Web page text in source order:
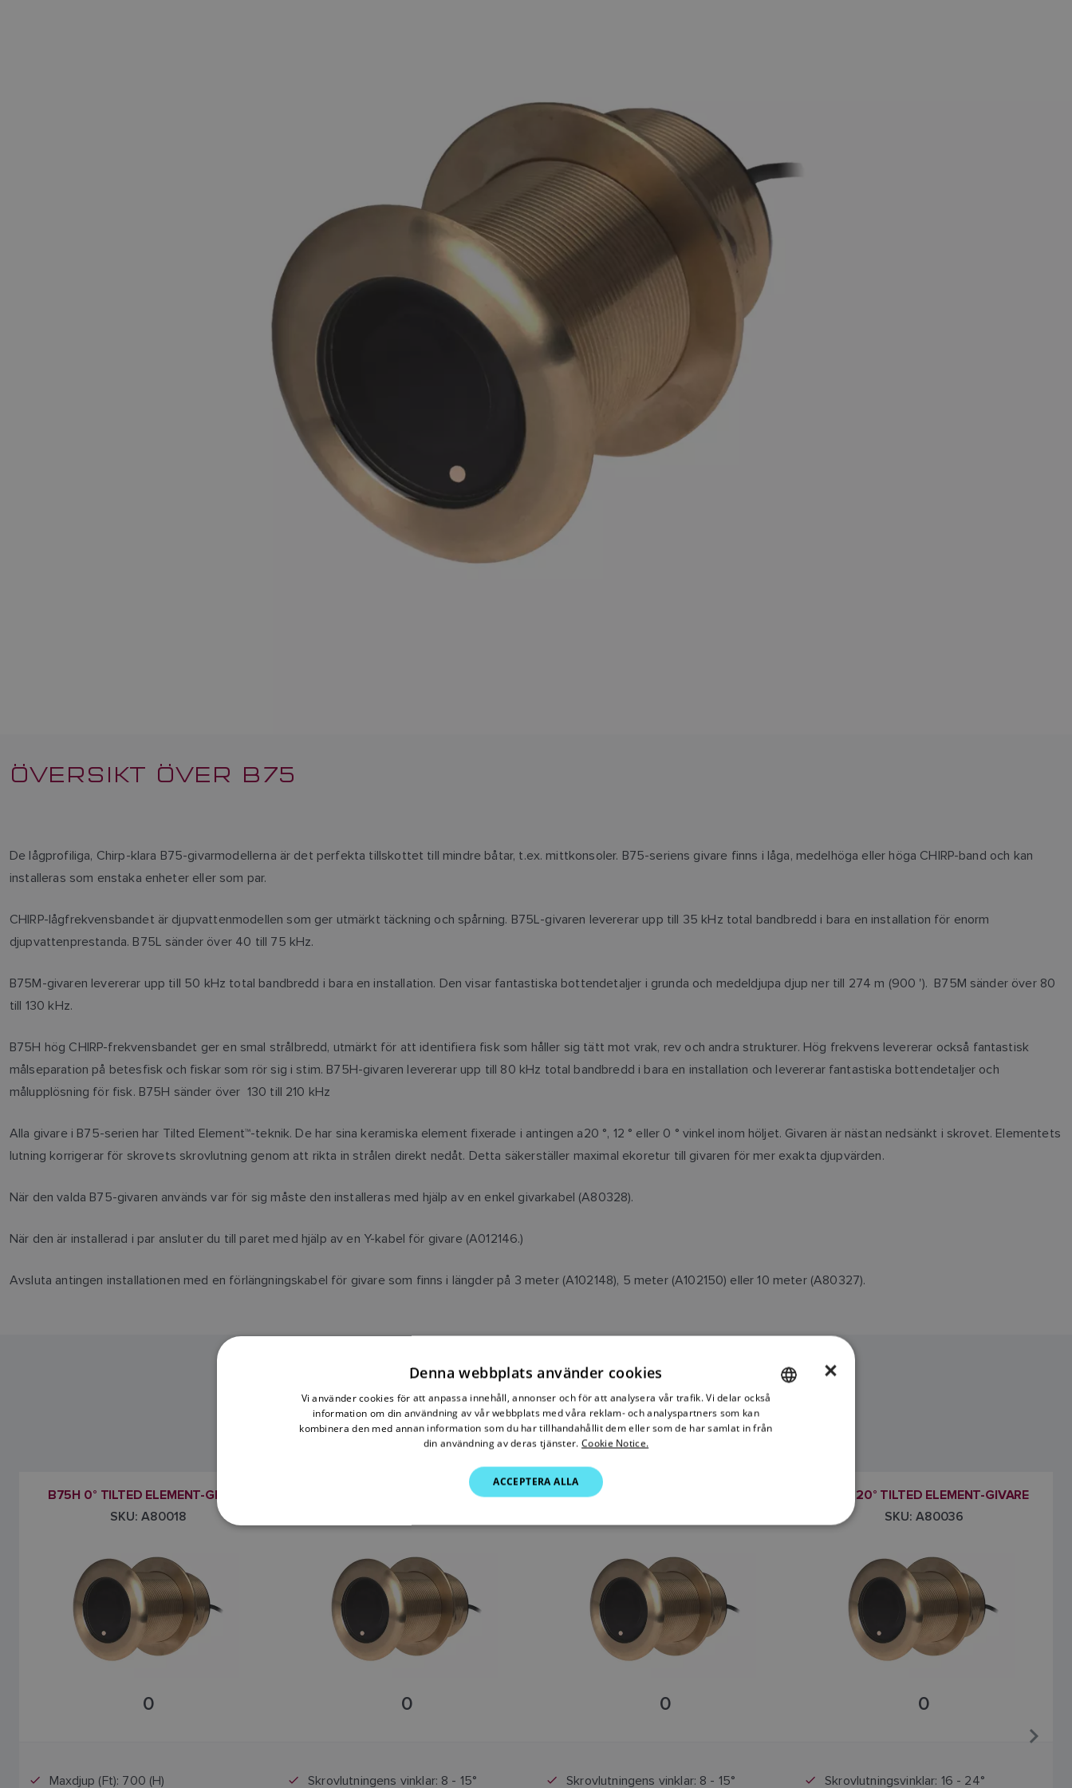
ÖVERSIKT ÖVER B75
De lågprofiliga, Chirp-klara B75-givarmodellerna är det perfekta tillskottet till mindre båtar, t.ex. mittkonsoler. B75-seriens givare finns i låga, medelhöga eller höga CHIRP-band och kan
installeras som enstaka enheter eller som par.
CHIRP-lågfrekvensbandet är djupvattenmodellen som ger utmärkt täckning och spårning. B75L-givaren levererar upp till 35 kHz total bandbredd i bara en installation för enorm
djupvattenprestanda. B75L sänder över 40 till 75 kHz.
B75M-givaren levererar upp till 50 kHz total bandbredd i bara en installation. Den visar fantastiska bottendetaljer i grunda och medeldjupa djup ner till 274 m (900 '). B75M sänder över 80
till 130 kHz.
B75H hög CHIRP-frekvensbandet ger en smal strålbredd, utmärkt för att identifiera fisk som håller sig tätt mot vrak, rev och andra strukturer. Hög frekvens levererar också fantastisk
målseparation på betesfisk och fiskar som rör sig i stim. B75H-givaren levererar upp till 80 kHz total bandbredd i bara en installation och levererar fantastiska bottendetaljer och
målupplösning för fisk. B75H sänder över 130 till 210 kHz
Alla givare i B75-serien har Tilted Element™-teknik. De har sina keramiska element fixerade i antingen a20 °, 12 ° eller 0 ° vinkel inom höljet. Givaren är nästan nedsänkt i skrovet. Elementets
lutning korrigerar för skrovets skrovlutning genom att rikta in strålen direkt nedåt. Detta säkerställer maximal ekoretur till givaren för mer exakta djupvärden.
När den valda B75-givaren används var för sig måste den installeras med hjälp av en enkel givarkabel (A80328).
När den är installerad i par ansluter du till paret med hjälp av en Y-kabel för givare (A012146.)
Avsluta antingen installationen med en förlängningskabel för givare som finns i längder på 3 meter (A102148), 5 meter (A102150) eller 10 meter (A80327).
B75-MODELLER
B75H 0° TILTED ELEMENT-GIVARE
SKU: A80018
0
Maxdjup (Ft): 700 (H)
B75M 12° TILTED ELEMENT-GIVARE
0
Skrovlutningens vinklar: 8 - 15°
B75H 12° TILTED ELEMENT-GIVARE
0
Skrovlutningens vinklar: 8 - 15°
B75M 20° TILTED ELEMENT-GIVARE
SKU: A80036
0
Skrovlutningsvinklar: 16 - 24°
×
Denna webbplats använder cookies
Vi använder cookies för att anpassa innehåll, annonser och för att analysera vår trafik. Vi delar också
information om din användning av vår webbplats med våra reklam- och analyspartners som kan
kombinera den med annan information som du har tillhandahållit dem eller som de har samlat in från
din användning av deras tjänster. Cookie Notice.
ACCEPTERA ALLA